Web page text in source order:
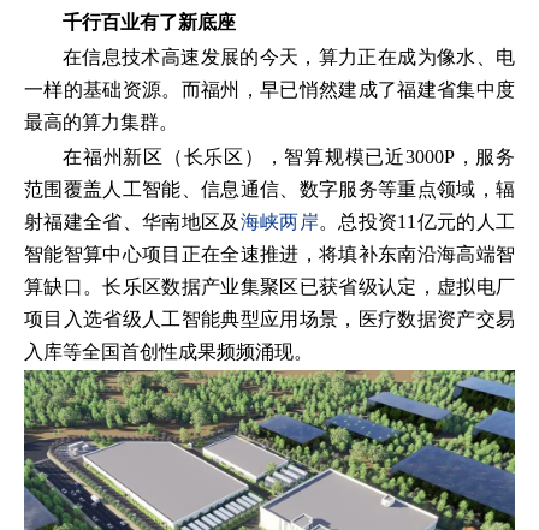
千行百业有了新底座
在信息技术高速发展的今天，算力正在成为像水、电
一样的基础资源。而福州，早已悄然建成了福建省集中度
最高的算力集群。
在福州新区（长乐区），智算规模已近3000P，服务
范围覆盖人工智能、信息通信、数字服务等重点领域，辐
射福建全省、华南地区及 海峡两岸。总投资11亿元的人工
智能智算中心项目正在全速推进，将填补东南沿海高端智
算缺口。长乐区数据产业集聚区已获省级认定，虚拟电厂
项目入选省级人工智能典型应用场景，医疗数据资产交易
入库等全国首创性成果频频涌现。